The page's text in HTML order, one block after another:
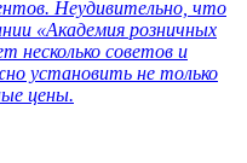
Неудивительно, что
«Академия розничных
несколько советов и
установить не только
цены.